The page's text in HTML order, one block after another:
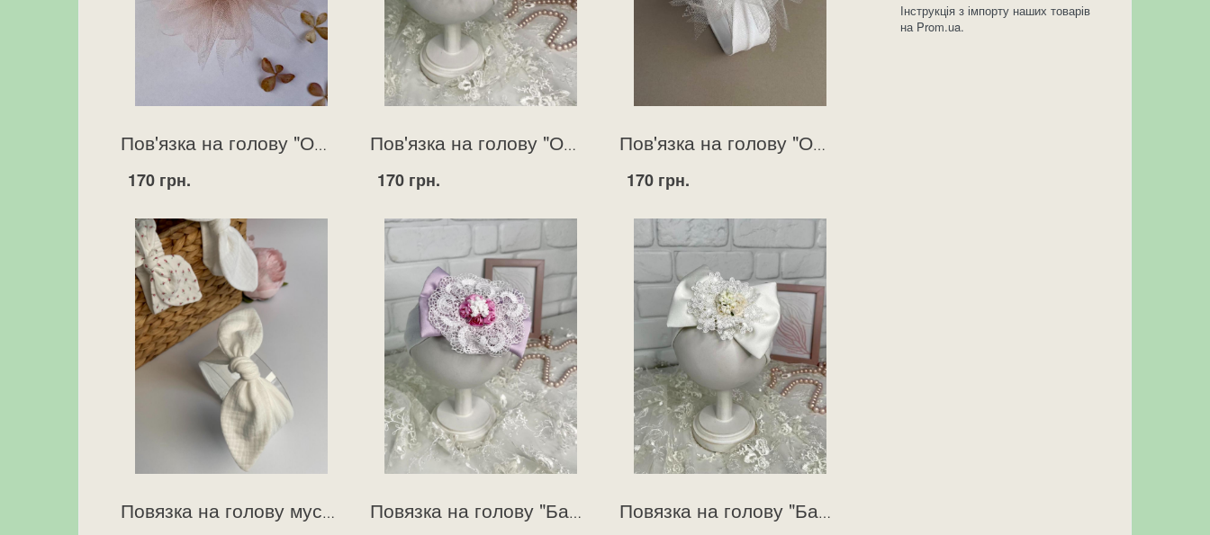
Інструкція з імпорту наших товарів
на Prom.ua.
Пов'язка на голову "Офелія" пильно рожева
170 грн.
Пов'язка на голову "Офелія" кремова
170 грн.
Пов'язка на голову "Офелія" біла
170 грн.
Повязка на голову муслінова - солоха Повязка на голову "Бантик"рожевий Повязка на голову "Бантик"кремовий